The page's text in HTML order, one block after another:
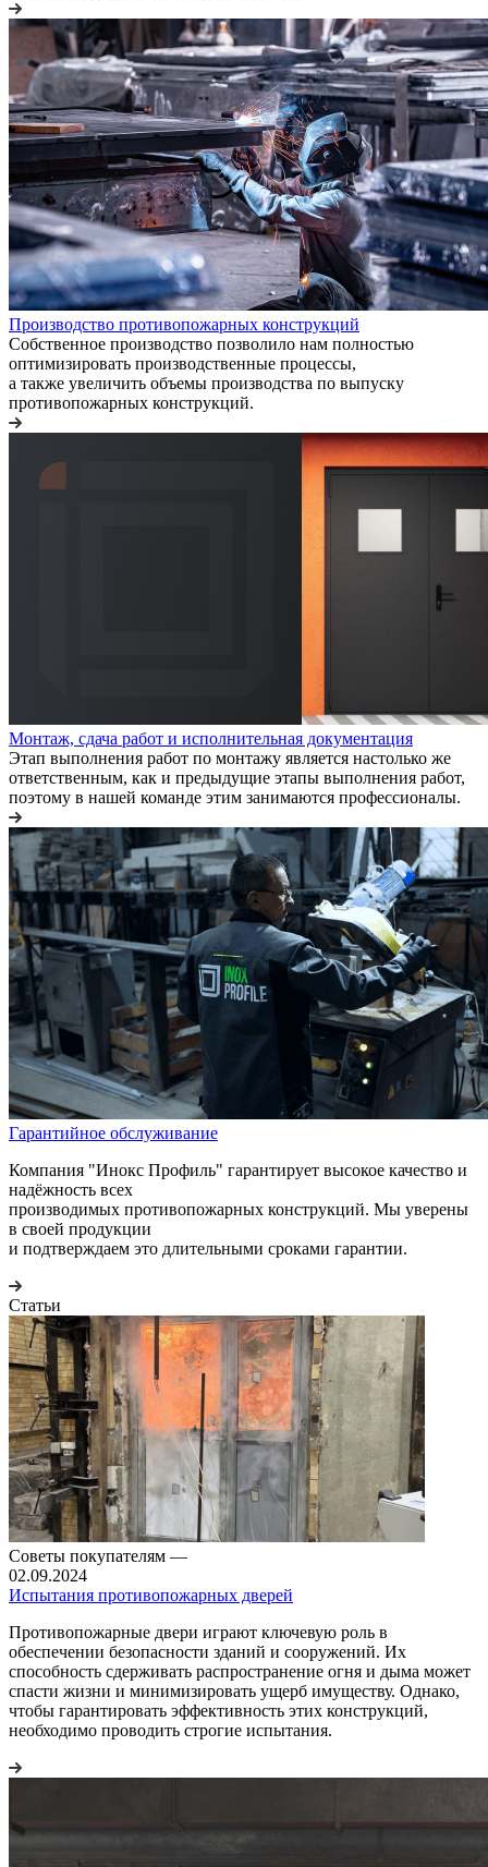
Производство противопожарных конструкций
Собственное производство позволило нам полностью
оптимизировать производственные процессы,
а также увеличить объемы производства по выпуску
противопожарных конструкций.
Монтаж, сдача работ и исполнительная документация
Этап выполнения работ по монтажу является настолько же
ответственным, как и предыдущие этапы выполнения работ,
поэтому в нашей команде этим занимаются профессионалы.
Гарантийное обслуживание
Компания "Инокс Профиль" гарантирует высокое качество и
надёжность всех
производимых противопожарных конструкций. Мы уверены
в своей продукции
и подтверждаем это длительными сроками гарантии.
Статьи
Советы покупателям —
02.09.2024
Испытания противопожарных дверей
Противопожарные двери играют ключевую роль в
обеспечении безопасности зданий и сооружений. Их
способность сдерживать распространение огня и дыма может
спасти жизни и минимизировать ущерб имуществу. Однако,
чтобы гарантировать эффективность этих конструкций,
необходимо проводить строгие испытания.